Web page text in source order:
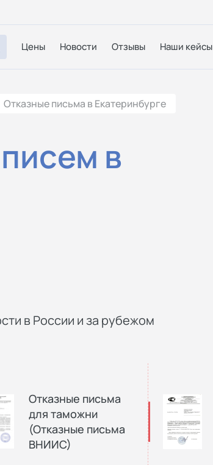
Цены Новости Отзывы Наши кейсы
Отказные письма в Екатеринбурге
в
в России и за рубежом
Отказные письма
для таможни
(Отказные письма
ВНИИС)